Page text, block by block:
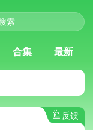
合集 最新
反馈